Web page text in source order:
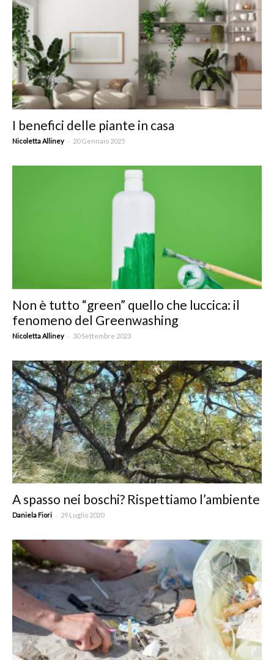
I benefici delle piante in casa
Nicoletta Alliney - 20 Gennaio 2025
Non è tutto “green” quello che luccica: il
fenomeno del Greenwashing
Nicoletta Alliney - 30 Settembre 2023
A spasso nei boschi? Rispettiamo l’ambiente
Daniela Fiori - 29 Luglio 2020